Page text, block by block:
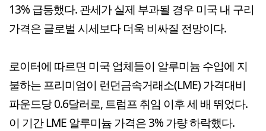
13% 급등했다. 관세가 실제 부과될 경우 미국 내 구리
가격은 글로벌 시세보다 더욱 비싸질 전망이다.
로이터에 따르면 미국 업체들이 알루미늄 수입에 지
불하는 프리미엄이 런던금속거래소(LME) 가격대비
파운드당 0.6달러로, 트럼프 취임 이후 세 배 뛰었다.
이 기간 LME 알루미늄 가격은 3% 가량 하락했다.